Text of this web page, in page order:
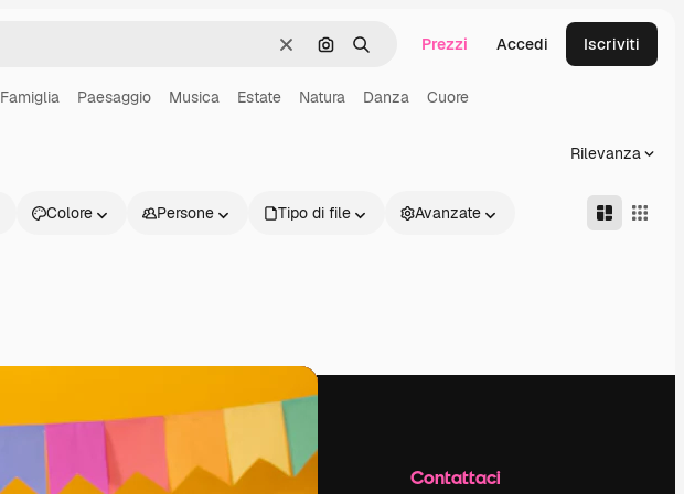
CancellaCerca per immagine
Ricerca Prezzi Accedi Iscriviti
Famiglia Paesaggio Musica Estate Natura Danza Cuore
Rilevanza
Colore Persone Tipo di file Avanzate
Inizia Azienda Contattaci